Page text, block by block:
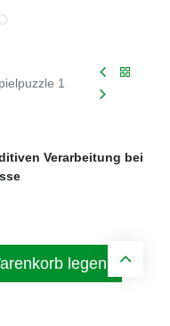
1
Verarbeitung bei
legen